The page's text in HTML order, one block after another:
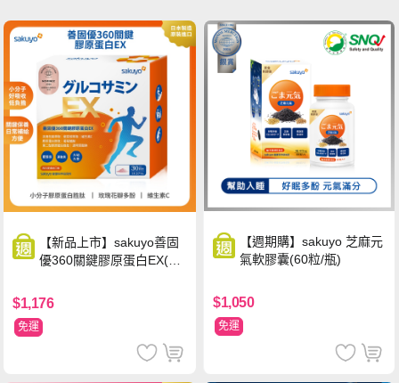
【新品上市】sakuyo善固
優360關鍵膠原蛋白EX(30
$1,176
免運
【週期購】sakuyo 芝麻元
氣軟膠囊(60粒/瓶)
$1,050
免運